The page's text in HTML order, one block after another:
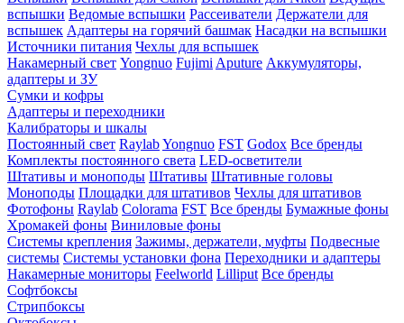
вспышки Ведомые вспышки Рассеиватели Держатели для
вспышек Адаптеры на горячий башмак Насадки на вспышки
Источники питания Чехлы для вспышек
Накамерный свет Yongnuo Fujimi Aputure Аккумуляторы,
адаптеры и ЗУ
Сумки и кофры
Адаптеры и переходники
Калибраторы и шкалы
Постоянный свет RaylabYongnuo FST Godox Все бренды
Комплекты постоянного света LED-осветители
Штативы и моноподы Штативы Штативные головы
Моноподы Площадки для штативов Чехлы для штативов
Фотофоны Raylab Colorama FST Все бренды Бумажные фоны
Хромакей фоны Виниловые фоны
Системы крепления Зажимы, держатели, муфты Подвесные
системы Системы установки фона Переходники и адаптеры
Накамерные мониторы Feelworld Lilliput Все бренды
Софтбоксы
Стрипбоксы